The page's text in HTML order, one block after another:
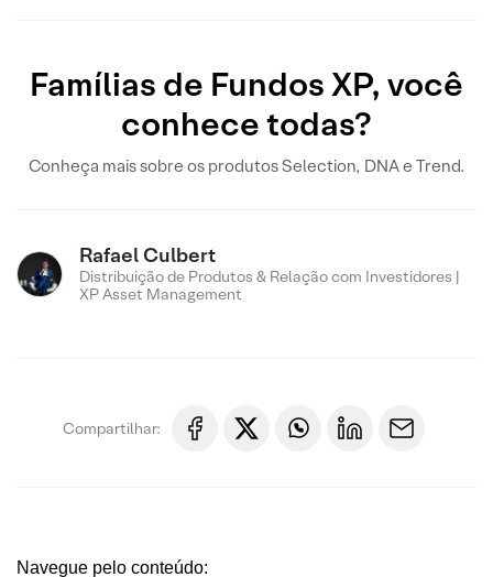
Famílias de Fundos XP, você
conhece todas?
Conheça mais sobre os produtos Selection, DNA e Trend.
Rafael Culbert
Distribuição de Produtos & Relação com Investidores |
XP Asset Management
Compartilhar:
Navegue pelo conteúdo: